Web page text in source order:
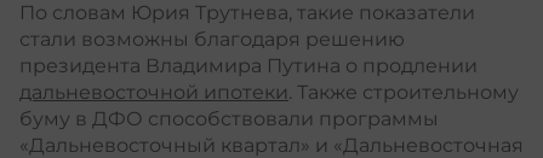
По словам Юрия Трутнева, такие показатели
стали возможны благодаря решению
президента Владимира Путина о продлении
дальневосточной ипотеки. Также строительному
буму в ДФО способствовали программы
«Дальневосточный квартал» и «Дальневосточная